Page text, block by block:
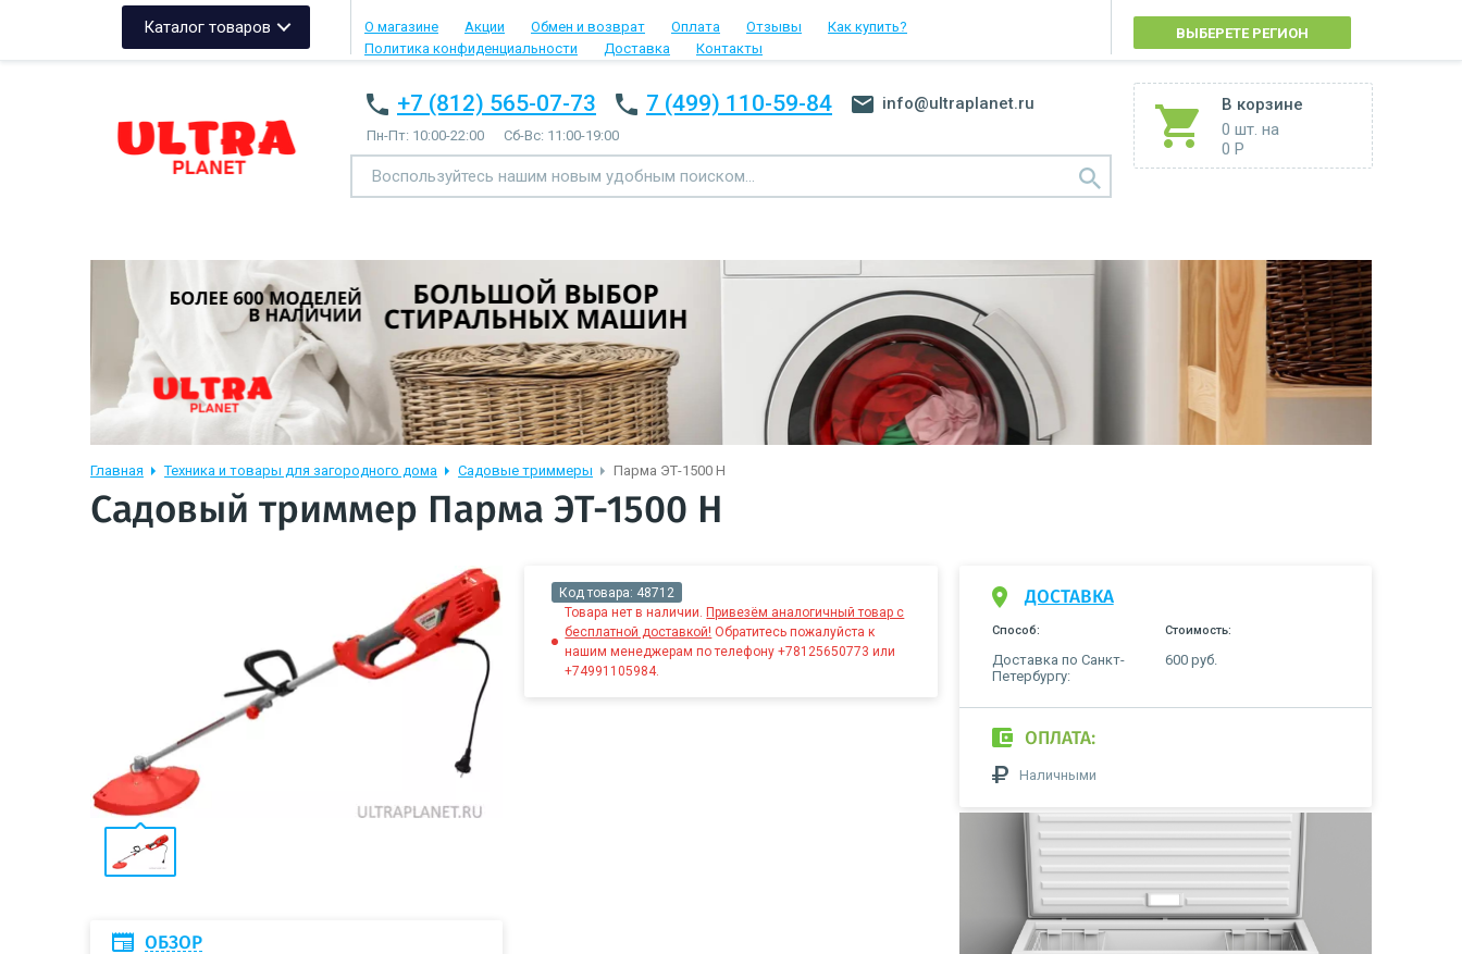
Каталог товаров О магазине Акции Обмен и возврат Оплата Отзывы
Как купить?
Политика конфиденциальности
Доставка Контакты
ВЫБЕРЕТЕ РЕГИОН
В корзине
0 шт. на
0 Р
+7 (812) 565-07-73 7 (499) 110-59-84 info@ultraplanet.ru
Пн-Пт: 10:00-22:00 Сб-Вс: 11:00-19:00
Главная Техника и товары для загородного дома Садовые триммеры Парма ЭТ-1500 Н
Садовый триммер Парма ЭТ-1500 Н
ОБЗОР
Код товара: 48712
Товара нет в наличии.Привезём аналогичный товар с
бесплатной доставкой! Обратитесь пожалуйста к
нашим менеджерам по телефону +78125650773 или
+74991105984.
ДОСТАВКА
Способ: Стоимость:
Доставка по Санкт-
Петербургу:
600 руб.
ОПЛАТА:
Наличными